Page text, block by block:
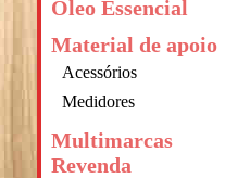
Óleo Essencial
Material de apoio
Acessórios
Medidores
Multimarcas
Revenda